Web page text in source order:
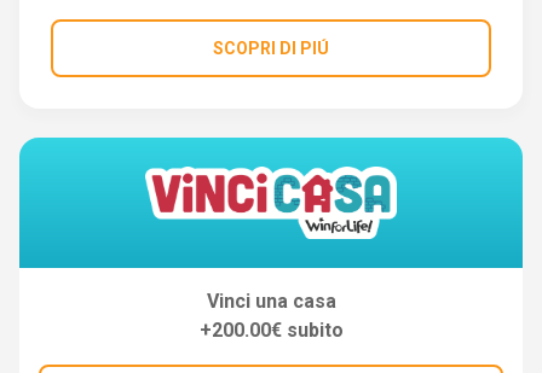
SCOPRI DI PIÚ
Vinci una casa
+200.00€ subito